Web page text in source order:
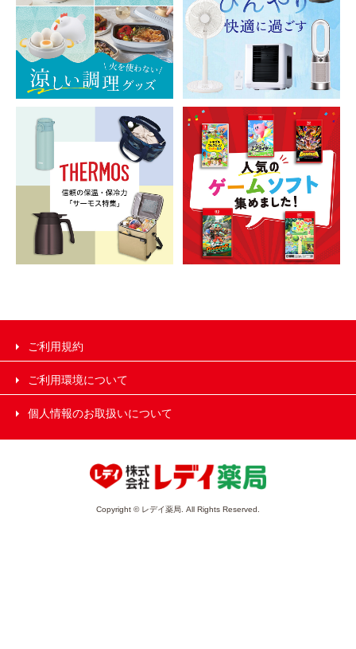
ご利用規約
ご利用環境について
個人情報のお取扱いについて
Copyright © レデイ薬局. All Rights Reserved.